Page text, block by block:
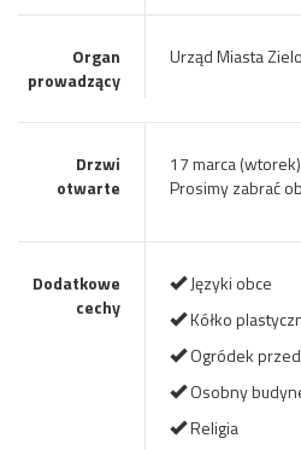
Organ
prowadzący
Urząd Miasta
Drzwi
otwarte
17 marca
Prosimy zabrać
Dodatkowe
cechy
Języki obce
Kółko
Ogródek
Osobny
Religia